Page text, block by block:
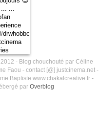
- Blog chouchouté par Céline
Faou - contact [@] justcinema.net -
Baptiste www.chakalcreative.fr -
par Overblog